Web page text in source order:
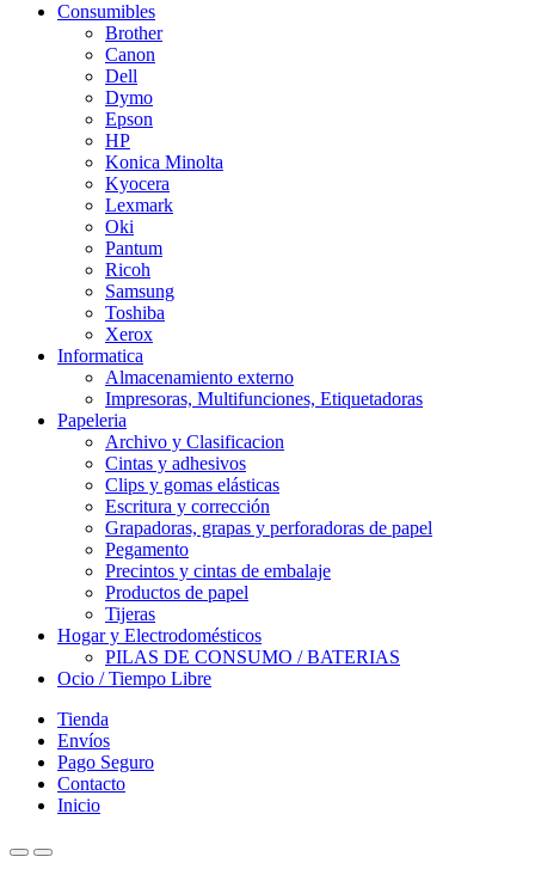
Consumibles
Brother
Canon
Dell
Dymo
Epson
HP
Konica Minolta
Kyocera
Lexmark
Oki
Pantum
Ricoh
Samsung
Toshiba
Xerox
Informatica
Almacenamiento externo
Impresoras, Multifunciones, Etiquetadoras
Papeleria
Archivo y Clasificacion
Cintas y adhesivos
Clips y gomas elásticas
Escritura y corrección
Grapadoras, grapas y perforadoras de papel
Pegamento
Precintos y cintas de embalaje
Productos de papel
Tijeras
Hogar y Electrodomésticos
PILAS DE CONSUMO / BATERIAS
Ocio / Tiempo Libre
Tienda
Envíos
Pago Seguro
Contacto
Inicio